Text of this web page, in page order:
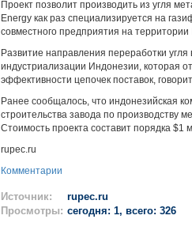
Проект позволит производить из угля
Energy как раз специализируется на
совместного предприятия на
Развитие направления переработки
индустриализации Индонезии, которая
эффективности цепочек поставок,
Ранее сообщалось, что индонезийская
строительства завода по производству
Стоимость проекта составит порядка $1
rupec.ru
Комментарии
Источник:
rupec.ru
Просмотры: сегодня: 1, всего: 326